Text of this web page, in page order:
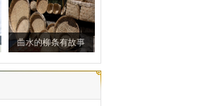
变
曲水的柳条有故事